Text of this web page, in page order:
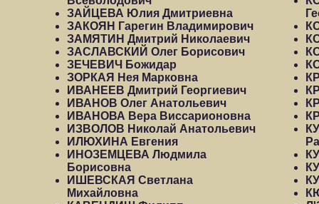
ЗАЙЦЕВА Юлия Дмитриевна
ЗАКОЯН Гарегин Владимирович
ЗАМЯТИН Дмитрий Николаевич
ЗАСЛАВСКИЙ Олег Борисович
ЗЕЧЕВИЧ Божидар
ЗОРКАЯ Нея Марковна
ИВАНЕЕВ Дмитрий Георгиевич
ИВАНОВ Олег Анатольевич
ИВАНОВА Вера Виссарионовна
ИЗВОЛОВ Николай Анатольевич
ИЛЮХИНА Евгения
ИНОЗЕМЦЕВА Людмила
Борисовна
ИШЕВСКАЯ Светлана
Михайловна